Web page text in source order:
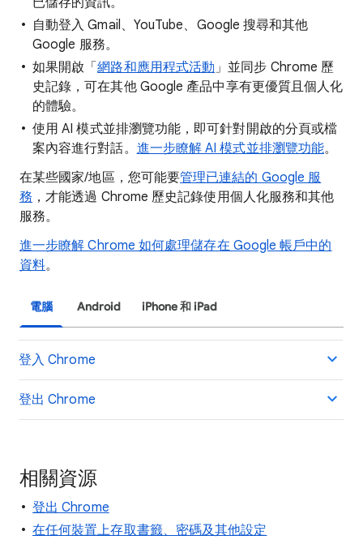
自動登入 Gmail、YouTube、Google 搜尋和其他
Google 服務。
如果開啟「網路和應用程式活動」並同步 Chrome 歷
史記錄，可在其他 Google 產品中享有更優質且個人化
的體驗。
使用 AI 模式並排瀏覽功能，即可針對開啟的分頁或檔
案內容進行對話。 進一步瞭解 AI 模式並排瀏覽功能。
在某些國家/地區，您可能要管理已連結的 Google 服
務 ，才能透過 Chrome 歷史記錄使用個人化服務和其他
服務。
進一步瞭解 Chrome 如何處理儲存在 Google 帳戶中的
資料。
電腦 Android iPhone 和 iPad
登入 Chrome
登出 Chrome
相關資源
登出 Chrome
在任何裝置上存取書籤、密碼及其他設定